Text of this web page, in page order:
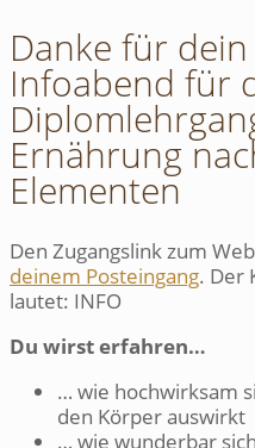
Danke für
Infoabend für
Ernährung
Elementen
Den Zugangslink zum
deinem Posteingang. Der
lautet: INFO
Du wirst erfahren…
… wie hochwirksam
den Körper auswirkt
… wie wunderbar